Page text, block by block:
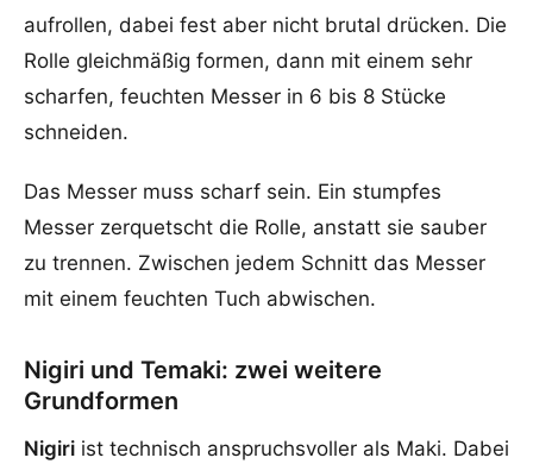
aufrollen, dabei fest aber nicht brutal drücken. Die
Rolle gleichmäßig formen, dann mit einem sehr
scharfen, feuchten Messer in 6 bis 8 Stücke
schneiden.
Das Messer muss scharf sein. Ein stumpfes
Messer zerquetscht die Rolle, anstatt sie sauber
zu trennen. Zwischen jedem Schnitt das Messer
mit einem feuchten Tuch abwischen.
Nigiri und Temaki: zwei weitere
Grundformen
Nigiri ist technisch anspruchsvoller als Maki. Dabei